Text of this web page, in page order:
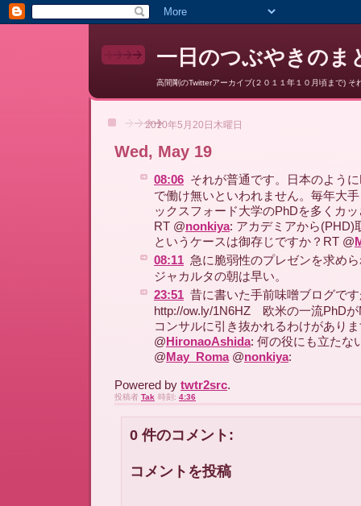
一日のつぶやきのま
高間剛のTwitterアーカイブ(２０１１年１０月頃まで)
2010年5月20日木曜日
Wed, May 19
08:06 それが普通です。日本のよう
で働け無いといわれません。毎年大
ックスフォード大学のPhDを多くカ
RT @nonkiya: アカデミアから(PHD)
というケースは御存じですか？RT @
08:11 急に脆弱性のプレゼンを求め
ジャカルタの朝は早い。
23:51 昔に書いた手前味噌ブログで
http://ow.ly/1N6HZ 欧米の一流PhD
コンサルに引き抜かれるわけがあり
@HironaoAshida: 何の役にも立たな
@May_Roma@nonkiya:
Powered by twtr2src.
投稿者 Tak 時刻: 4:36
0 件のコメント:
コメントを投稿